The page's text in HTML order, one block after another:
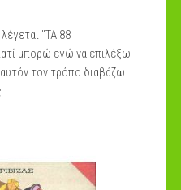
"ΤΑ 88
μπορώ εγώ να επιλέξω
τον τρόπο διαβάζω